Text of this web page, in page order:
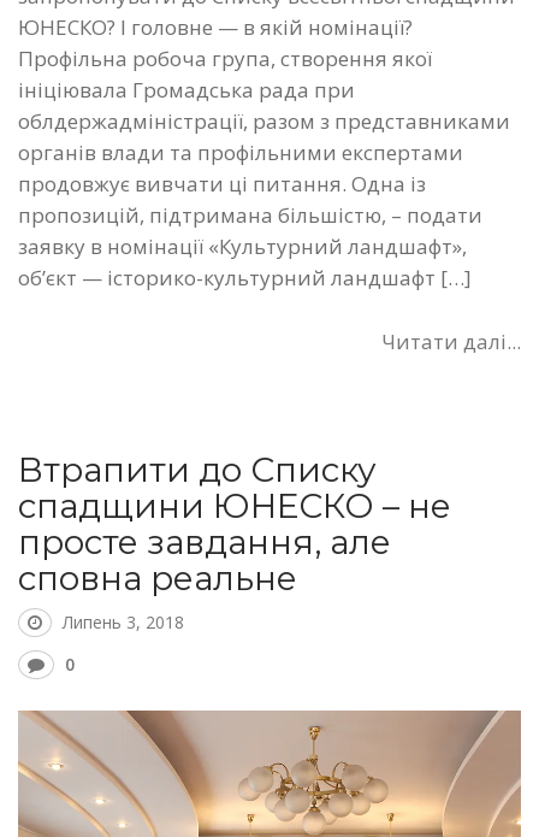
ЮНЕСКО? І головне — в якій номінації?
Профільна робоча група, створення якої
ініціювала Громадська рада при
облдержадміністрації, разом з представниками
органів влади та профільними експертами
продовжує вивчати ці питання. Одна із
пропозицій, підтримана більшістю, – подати
заявку в номінації «Культурний ландшафт»,
об’єкт — історико-культурний ландшафт […]
Читати далі...
Втрапити до Списку
спадщини ЮНЕСКО – не
просте завдання, але
сповна реальне
Липень 3, 2018
0